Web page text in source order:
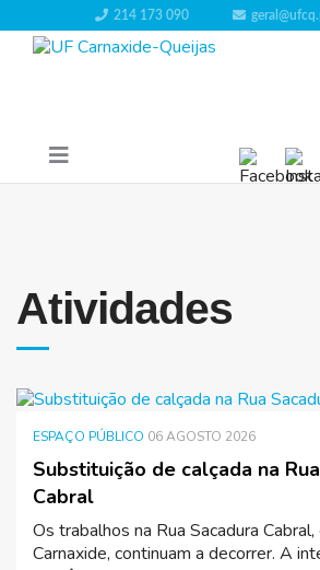
214 173 090
Atividades
Substituição de calçada na
Cabral
ESPAÇO PÚBLICO 06 AGOSTO 2026
Os trabalhos na Rua Sacadura Cabral,
Carnaxide, continuam a decorrer. A